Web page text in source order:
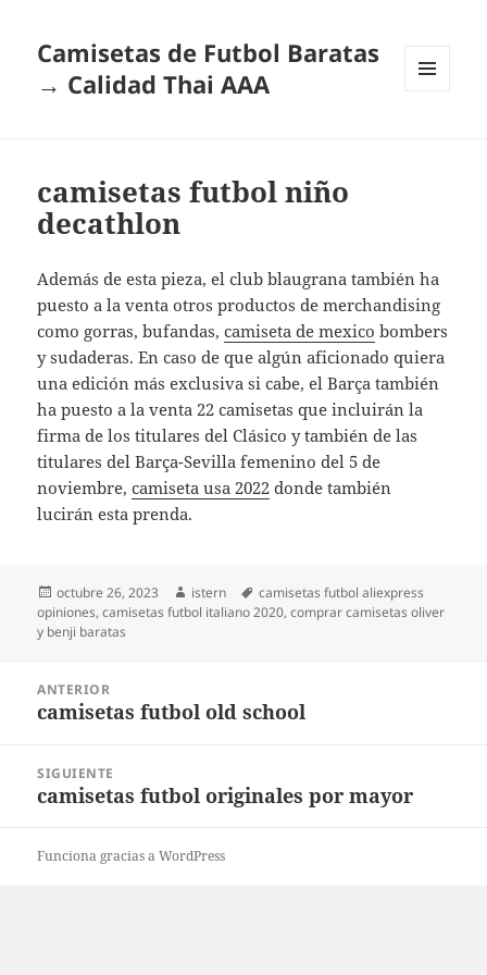
Camisetas de Futbol Baratas
→ Calidad Thai AAA
camisetas futbol niño
decathlon
Además de esta pieza, el club blaugrana también ha
puesto a la venta otros productos de merchandising
como gorras, bufandas,camiseta de mexico bombers
y sudaderas. En caso de que algún aficionado quiera
una edición más exclusiva si cabe, el Barça también
ha puesto a la venta 22 camisetas que incluirán la
firma de los titulares del Clásico y también de las
titulares del Barça-Sevilla femenino del 5 de
noviembre,camiseta usa 2022 donde también
lucirán esta prenda.
Publicado
el
octubre 26, 2023 Autor
istern Etiquetas
camisetas futbol aliexpress
opiniones,camisetas futbol italiano 2020,comprar camisetas oliver
y benji baratas
entradas
ANTERIOR
Entrada
camisetas futbol old school
SIGUIENTE
Entrada
camisetas futbol originales por mayor
Funciona gracias a WordPress